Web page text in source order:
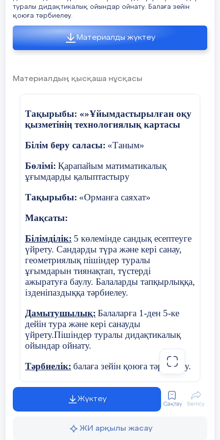
Кіріспе бөлім:
Сипап-сезу ойыны: (Тактильная игра)
«Сипа да сез!»
бедері әр түрлі заттарды сипау арқылы
барып, шөп, тас, сумен амандасып
қайтайық.
Педагог балалармен шөптерді
ұстайды, тастақ бір аяқ жолды
сипатады, (ковралин) қабырғаны
сипатады –ол –су бірнеше рет
қайталатып балалардан не сезгендерін
сұрайды.Балалар жауаптары
Ойын: «Күн мен түн»
Шарты: Күн - қанат қағады, секіреді,
жүреді, секіреді.
Түн – жату, көз жұму.
Педагог: -балалар түн болды, айнала
қараңғы.Бізге жарық қажет. Жарық
болмаса орманға апаратын жолды таппай
қаламыз.
-Жарықты неден алуға болады?
Балалар өз ойларын айтады: (май
Педагог: -Жарайсыңдар! Май шамды
үлкендерсіз жағуға болмайды өрт шығып
кету қаупі бар.Ал фонарик қауіпсіз әрі
туралы дидақтикалық ойындар ойнату. Балаға зейін
қоюға тәрбиелеу.
Материалды жүктеу
Материалдың қысқаша нұсқасы
Тақырыбы: «»Ұйымдастырылған оқу
қызметінің технологиялық картасы
Білім беру саласы: «Таным»
Бөлімі: Қарапайым матиматикалық
ұғымдарды қалыптастыру
Тақырыбы: «Орманға саяхат»
Мақсаты:
Білімділік: 5 көлемінде сандық есептеуге
үйрету. Сандарды түра және кері санау,
геометриялық пішіндер туралы
ұғымдарын тиянақтап, түстерді
ажыратуға баулу. Балаларды тапқырлыққа,
ізденіпаздыққа тәрбиелеу.
Дамытушылық: Балаларға 1-ден 5-ке
дейін тура және кері санауды
үйрету.Пішіндер туралы дидақтикалық
ойындар ойнату.
Тәрбиелік: балаға зейін қоюға тәрбиелеу.
Қолданатын көрнекілік:геометриялық
пішіндер:үшбұрыш,төртбұрыш,шеңбер,
сергіту сәті, суреттер, дидактикалық
Жүктеу
Сақтау Бөлісу
ЖИ арқылы жасау